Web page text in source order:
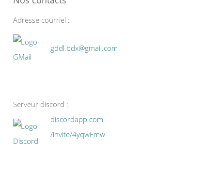
Adresse courriel :
gddl.bdx@gmail.com
Serveur discord :
discordapp.com
/invite/4yqwFmw